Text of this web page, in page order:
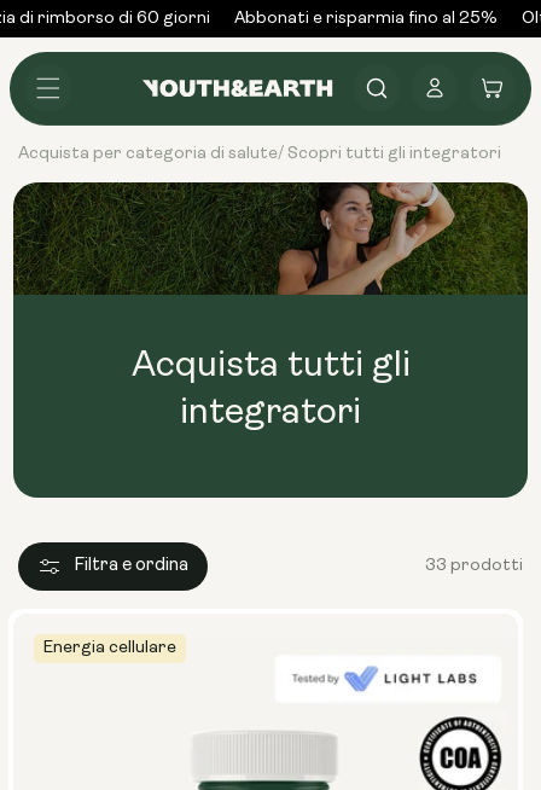
Vai al
contenuto
di rimborso di 60 giorni Abbonati e risparmia fino al 25%
Accedi Carrello
Acquista per categoria di salute/ Scopri tutti gli integratori
Acquista tutti gli
integratori
Filtra e ordina 33 prodotti
Energia cellulare